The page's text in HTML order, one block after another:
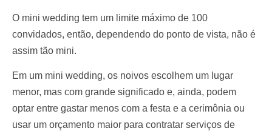
O mini wedding tem um limite máximo de 100
convidados, então, dependendo do ponto de vista, não é
assim tão mini.
Em um mini wedding, os noivos escolhem um lugar
menor, mas com grande significado e, ainda, podem
optar entre gastar menos com a festa e a cerimônia ou
usar um orçamento maior para contratar serviços de